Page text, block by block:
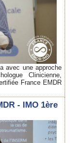
avec une approche
Clinicienne,
France EMDR
- IMO 1ère